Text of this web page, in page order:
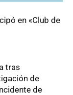
en «Club de
tras
de
de